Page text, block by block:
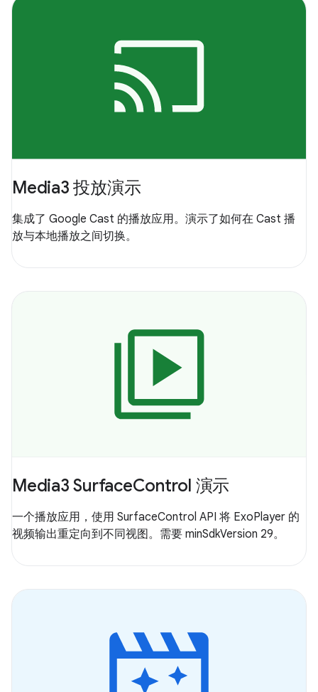
Media3 投放演示
集成了 Google Cast 的播放应用。演示了如何在 Cast 播
放与本地播放之间切换。
Media3 SurfaceControl 演示
一个播放应用，使用 SurfaceControl API 将 ExoPlayer 的
视频输出重定向到不同视图。需要 minSdkVersion 29。